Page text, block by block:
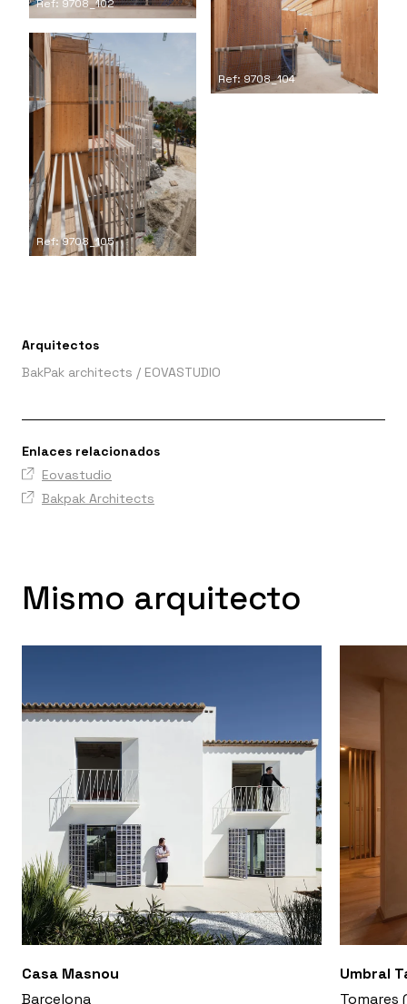
Ref: 9708_102
Ref: 9708_104
Ref: 9708_105
Arquitectos
BakPak architects / EOVASTUDIO
Enlaces relacionados
Eovastudio
Bakpak Architects
Mismo arquitecto
Casa Masnou
Barcelona
Umbral
Tomares